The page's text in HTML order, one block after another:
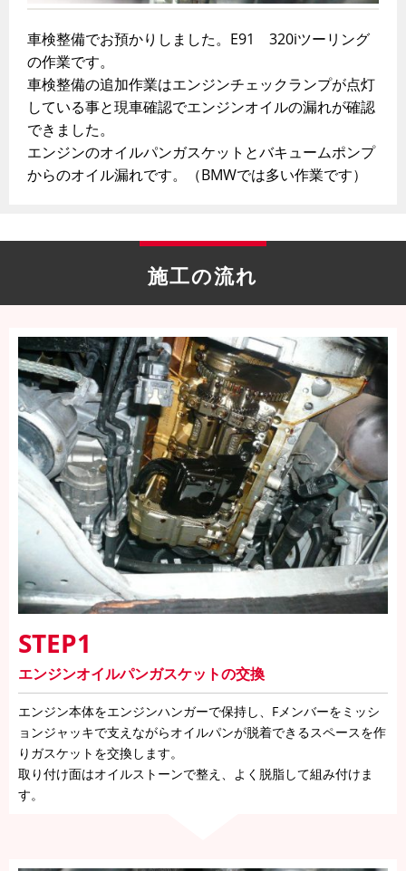
車検整備でお預かりしました。E91 320iツーリング
の作業です。
車検整備の追加作業はエンジンチェックランプが点灯
している事と現車確認でエンジンオイルの漏れが確認
できました。
エンジンのオイルパンガスケットとバキュームポンプ
からのオイル漏れです。（BMWでは多い作業です）
施工の流れ
STEP1
エンジンオイルパンガスケットの交換
エンジン本体をエンジンハンガーで保持し、Fメンバーをミッシ
ョンジャッキで支えながらオイルパンが脱着できるスペースを作
りガスケットを交換します。
取り付け面はオイルストーンで整え、よく脱脂して組み付けま
す。